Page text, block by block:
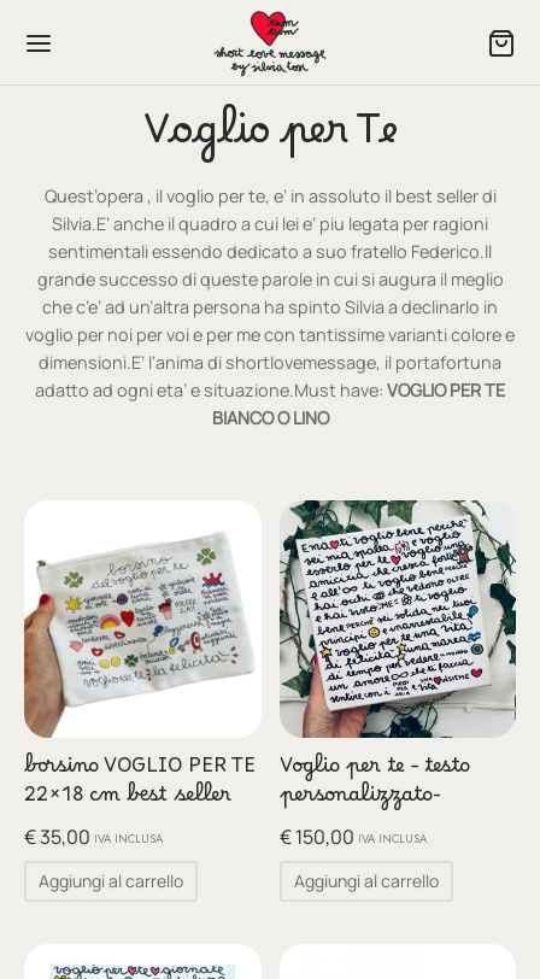
Voglio per Te
Quest’opera , il voglio per te, e’ in assoluto il best seller di
Silvia.E’ anche il quadro a cui lei e’ piu legata per ragioni
sentimentali essendo dedicato a suo fratello Federico.Il
grande successo di queste parole in cui si augura il meglio
che c’e’ ad un’altra persona ha spinto Silvia a declinarlo in
voglio per noi per voi e per me con tantissime varianti colore e
dimensioni.E’ l’anima di shortlovemessage, il portafortuna
adatto ad ogni eta’ e situazione.Must have: VOGLIO PER TE
BIANCO O LINO
borsino VOGLIO PER TE
22×18 cm best seller
€35,00 IVA INCLUSA
Aggiungi al carrello
Voglio per te – testo
personalizzato-
€150,00 IVA INCLUSA
Aggiungi al carrello
NOW
e Dolcezza
per Te
pezzi unici
Felici